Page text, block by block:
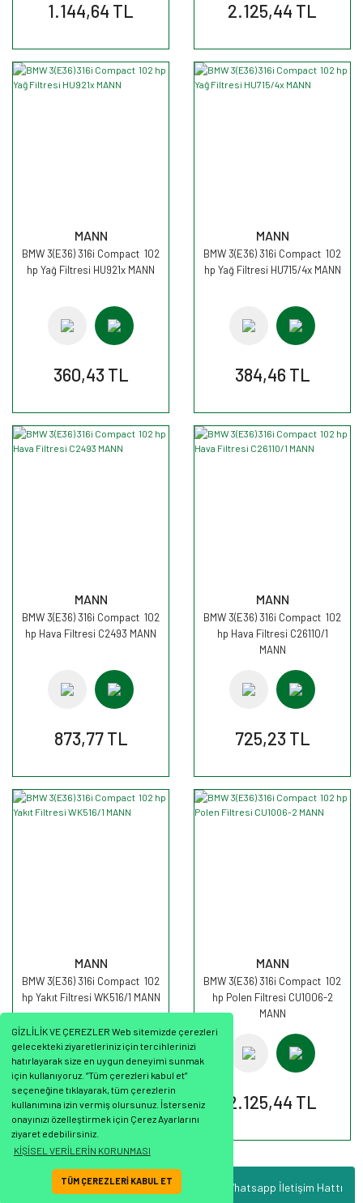
GİZLİLİK VE ÇEREZLER Web sitemizde çerezleri
gelecekteki ziyaretleriniz için tercihlerinizi
hatırlayarak size en uygun deneyimi sunmak
için kullanıyoruz. “Tüm çerezleri kabul et”
seçeneğine tıklayarak, tüm çerezlerin
kullanımına izin vermiş olursunuz. İsterseniz
onayınızı özelleştirmek için Çerez Ayarlarını
ziyaret edebilirsiniz.
KİŞİSEL VERİLERİN KORUNMASI
TÜM ÇEREZLERİ KABUL ET Whatsapp İletişim Hattı
1.144,64 TL 2.125,44 TL
MANN
BMW 3(E36) 316i Compact 102
hp Yağ Filtresi HU921x MANN
360,43 TL
MANN
BMW 3(E36) 316i Compact 102
hp Yağ Filtresi HU715/4x MANN
384,46 TL
MANN
BMW 3(E36) 316i Compact 102
hp Hava Filtresi C2493 MANN
873,77 TL
MANN
BMW 3(E36) 316i Compact 102
hp Hava Filtresi C26110/1
MANN
725,23 TL
MANN
BMW 3(E36) 316i Compact 102
hp Yakıt Filtresi WK516/1 MANN
1.055,07 TL
MANN
BMW 3(E36) 316i Compact 102
hp Polen Filtresi CU1006-2
MANN
2.125,44 TL